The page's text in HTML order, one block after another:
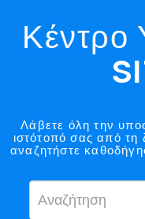
Κέντρο
Λάβετε όλη την
ιστότοπό σας από
αναζητήστε